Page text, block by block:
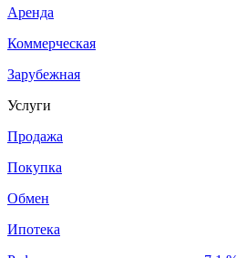
Аренда
Коммерческая
Зарубежная
Услуги
Продажа
Покупка
Обмен
Ипотека